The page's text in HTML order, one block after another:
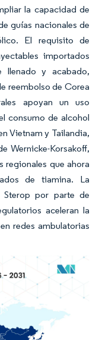
la capacidad de
guías nacionales de
El requisito de
importados
llenado y acabado,
reembolso de Corea
apoyan un uso
consumo de alcohol
Vietnam y Tailandia,
Wernicke-Korsakoff,
regionales que ahora
de tiamina. La
Sterop por parte de
aceleran la
redes ambulatorias